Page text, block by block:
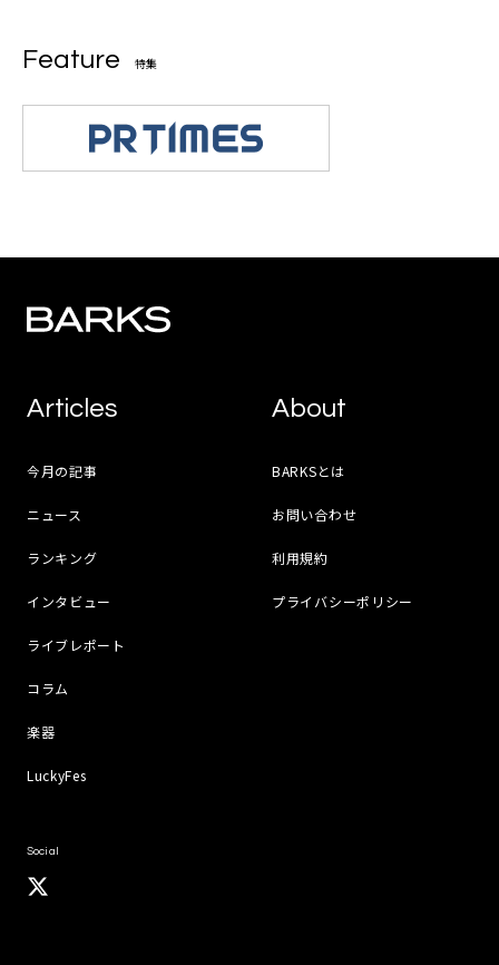
Feature 特集
Articles
今月の記事
ニュース
ランキング
インタビュー
ライブレポート
コラム
楽器
LuckyFes
About
BARKSとは
お問い合わせ
利用規約
プライバシーポリシー
Social